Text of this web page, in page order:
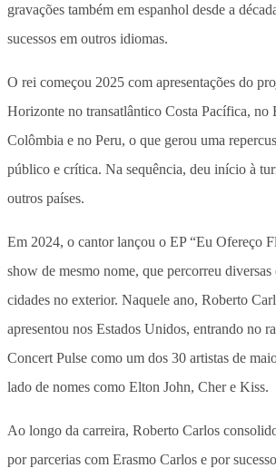
gravações também em espanhol desde a
sucessos em outros idiomas.
O rei começou 2025 com apresentações do
Horizonte no transatlântico Costa Pacífica, no
Colômbia e no Peru, o que gerou uma
público e crítica. Na sequência, deu início à
outros países.
Em 2024, o cantor lançou o EP “Eu Ofereço
show de mesmo nome, que percorreu diversas
cidades no exterior. Naquele ano, Roberto
apresentou nos Estados Unidos, entrando no
Concert Pulse como um dos 30 artistas de
lado de nomes como Elton John, Cher e Kiss.
Ao longo da carreira, Roberto Carlos
por parcerias com Erasmo Carlos e por